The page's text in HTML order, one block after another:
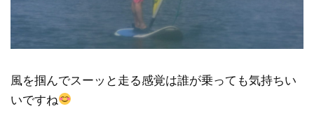
風を掴んでスーッと走る感覚は誰が乗っても気持ちい
いですね